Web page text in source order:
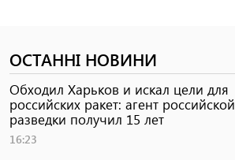
ОСТАННІ НОВИНИ
Обходил Харьков и искал цели для
российских ракет: агент российской
разведки получил 15 лет
16:23